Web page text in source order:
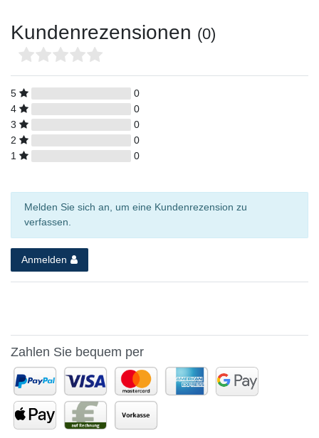
Kundenrezensionen (0)
5
0
4
0
3
0
2
0
1
0
Melden Sie sich an, um eine Kundenrezension zu
verfassen.
Anmelden
Zahlen Sie bequem per